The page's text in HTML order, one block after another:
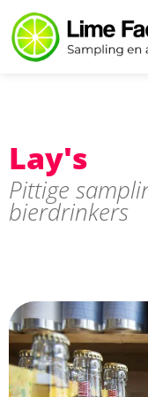
Lay's
Pittige
bierdrinkers